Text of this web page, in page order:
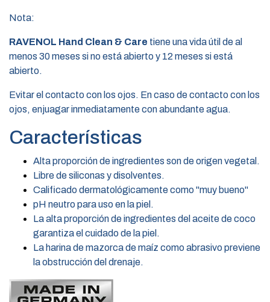
Nota:
RAVENOL Hand Clean & Care tiene una vida útil de al
menos 30 meses si no está abierto y 12 meses si está
abierto.
Evitar el contacto con los ojos. En caso de contacto con los
ojos, enjuagar inmediatamente con abundante agua.
Características
Alta proporción de ingredientes son de origen vegetal.
Libre de siliconas y disolventes.
Calificado dermatológicamente como "muy bueno"
pH neutro para uso en la piel.
La alta proporción de ingredientes del aceite de coco
garantiza el cuidado de la piel.
La harina de mazorca de maíz como abrasivo previene
la obstrucción del drenaje.